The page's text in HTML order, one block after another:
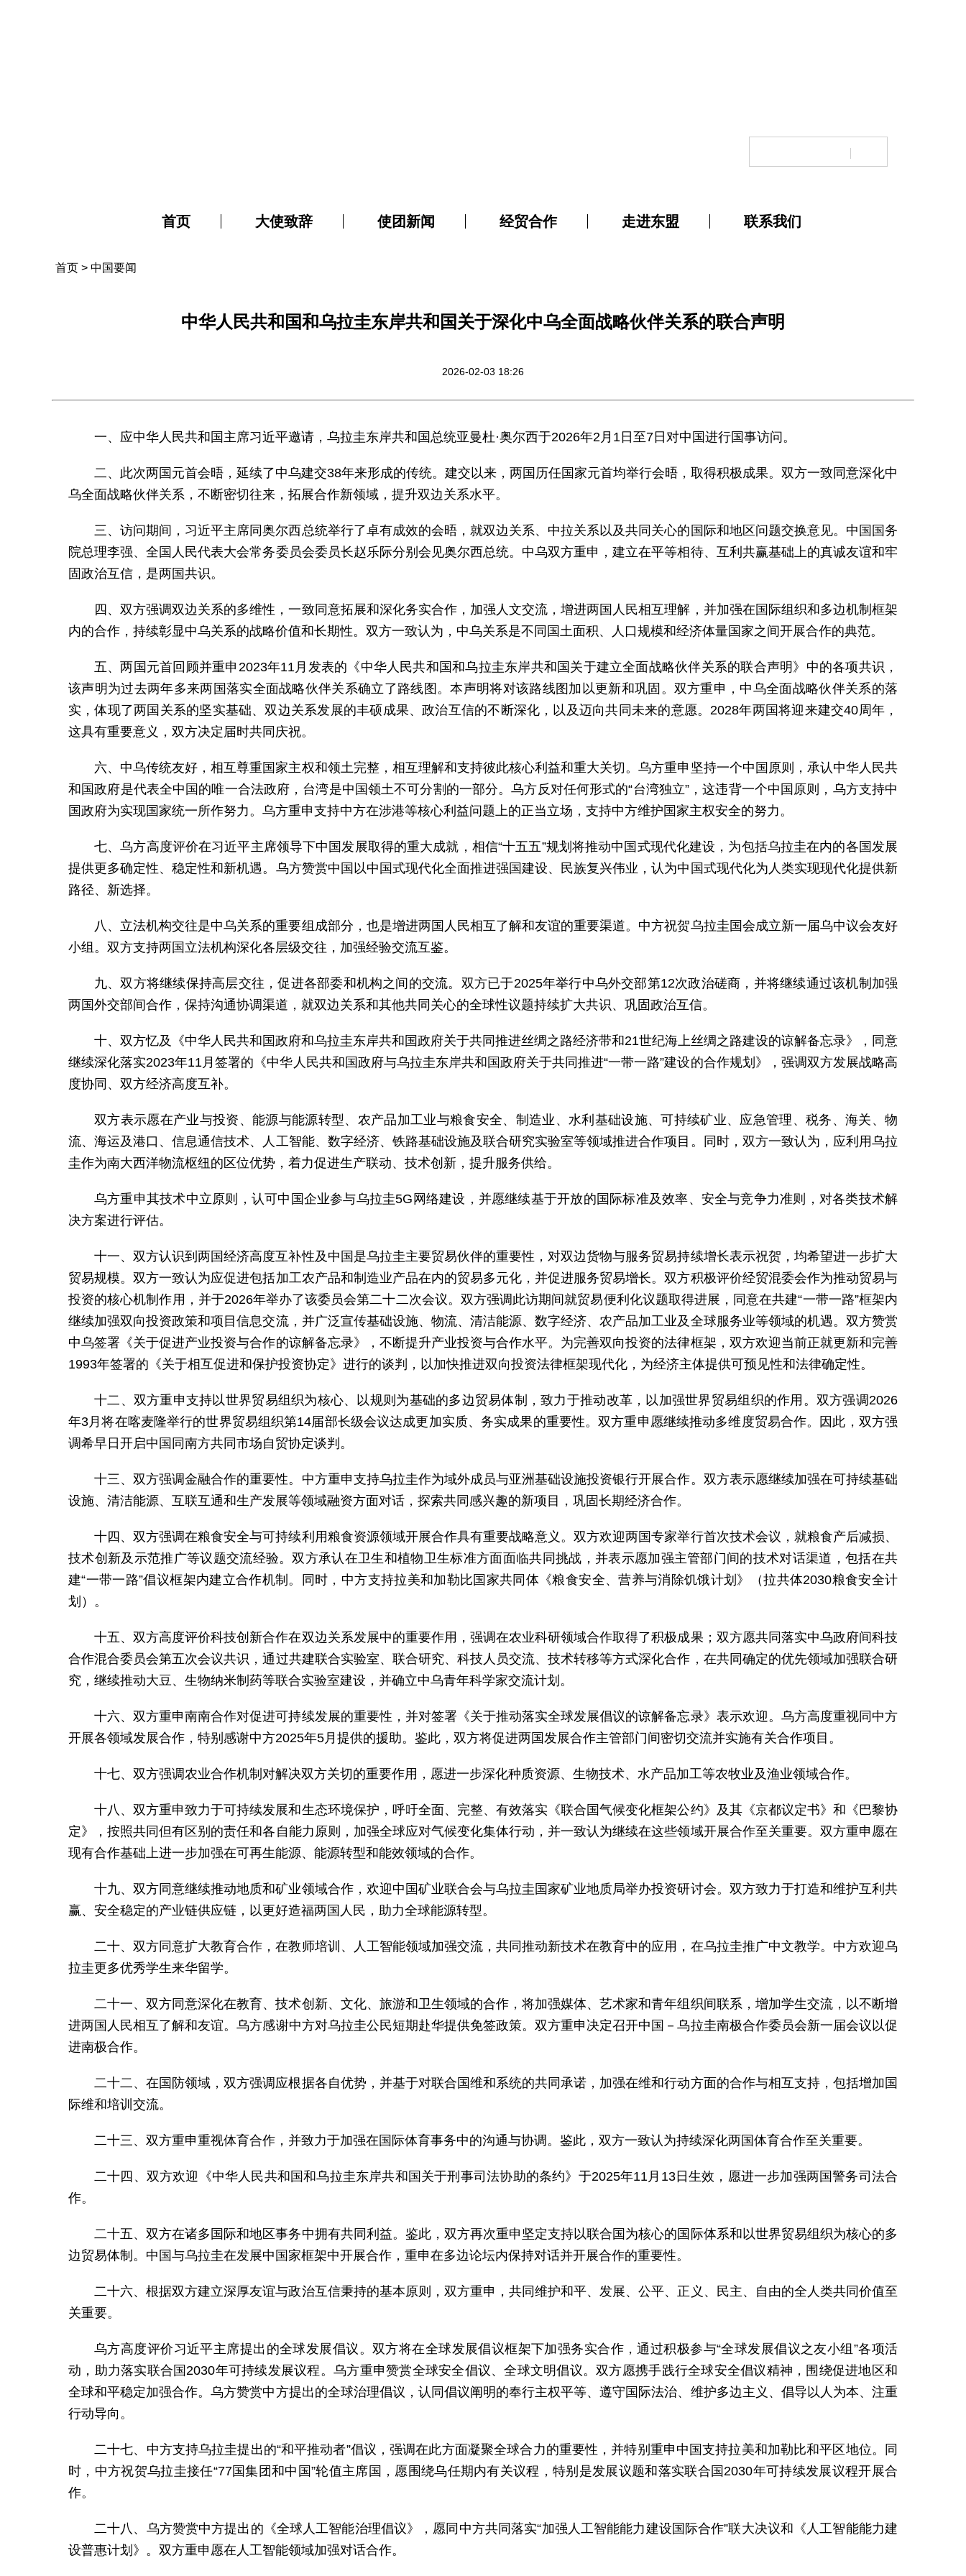
首页 大使致辞 使团新闻 经贸合作 走进东盟 联系我们
首页 > 中国要闻
中华人民共和国和乌拉圭东岸共和国关于深化中乌全面战略伙伴关系的联合声明
2026-02-03 18:26
一、应中华人民共和国主席习近平邀请，乌拉圭东岸共和国总统亚曼杜·奥尔西于2026年2月1日至7日对中国进行国事访问。
二、此次两国元首会晤，延续了中乌建交38年来形成的传统。建交以来，两国历任国家元首均举行会晤，取得积极成果。双方一致同意深化中
乌全面战略伙伴关系，不断密切往来，拓展合作新领域，提升双边关系水平。
三、访问期间，习近平主席同奥尔西总统举行了卓有成效的会晤，就双边关系、中拉关系以及共同关心的国际和地区问题交换意见。中国国务
院总理李强、全国人民代表大会常务委员会委员长赵乐际分别会见奥尔西总统。中乌双方重申，建立在平等相待、互利共赢基础上的真诚友谊和牢
固政治互信，是两国共识。
四、双方强调双边关系的多维性，一致同意拓展和深化务实合作，加强人文交流，增进两国人民相互理解，并加强在国际组织和多边机制框架
内的合作，持续彰显中乌关系的战略价值和长期性。双方一致认为，中乌关系是不同国土面积、人口规模和经济体量国家之间开展合作的典范。
五、两国元首回顾并重申2023年11月发表的《中华人民共和国和乌拉圭东岸共和国关于建立全面战略伙伴关系的联合声明》中的各项共识，
该声明为过去两年多来两国落实全面战略伙伴关系确立了路线图。本声明将对该路线图加以更新和巩固。双方重申，中乌全面战略伙伴关系的落
实，体现了两国关系的坚实基础、双边关系发展的丰硕成果、政治互信的不断深化，以及迈向共同未来的意愿。2028年两国将迎来建交40周年，
这具有重要意义，双方决定届时共同庆祝。
六、中乌传统友好，相互尊重国家主权和领土完整，相互理解和支持彼此核心利益和重大关切。乌方重申坚持一个中国原则，承认中华人民共
和国政府是代表全中国的唯一合法政府，台湾是中国领土不可分割的一部分。乌方反对任何形式的“台湾独立”，这违背一个中国原则，乌方支持中
国政府为实现国家统一所作努力。乌方重申支持中方在涉港等核心利益问题上的正当立场，支持中方维护国家主权安全的努力。
七、乌方高度评价在习近平主席领导下中国发展取得的重大成就，相信“十五五”规划将推动中国式现代化建设，为包括乌拉圭在内的各国发展
提供更多确定性、稳定性和新机遇。乌方赞赏中国以中国式现代化全面推进强国建设、民族复兴伟业，认为中国式现代化为人类实现现代化提供新
路径、新选择。
八、立法机构交往是中乌关系的重要组成部分，也是增进两国人民相互了解和友谊的重要渠道。中方祝贺乌拉圭国会成立新一届乌中议会友好
小组。双方支持两国立法机构深化各层级交往，加强经验交流互鉴。
九、双方将继续保持高层交往，促进各部委和机构之间的交流。双方已于2025年举行中乌外交部第12次政治磋商，并将继续通过该机制加强
两国外交部间合作，保持沟通协调渠道，就双边关系和其他共同关心的全球性议题持续扩大共识、巩固政治互信。
十、双方忆及《中华人民共和国政府和乌拉圭东岸共和国政府关于共同推进丝绸之路经济带和21世纪海上丝绸之路建设的谅解备忘录》，同意
继续深化落实2023年11月签署的《中华人民共和国政府与乌拉圭东岸共和国政府关于共同推进“一带一路”建设的合作规划》，强调双方发展战略高
度协同、双方经济高度互补。
双方表示愿在产业与投资、能源与能源转型、农产品加工业与粮食安全、制造业、水利基础设施、可持续矿业、应急管理、税务、海关、物
流、海运及港口、信息通信技术、人工智能、数字经济、铁路基础设施及联合研究实验室等领域推进合作项目。同时，双方一致认为，应利用乌拉
圭作为南大西洋物流枢纽的区位优势，着力促进生产联动、技术创新，提升服务供给。
乌方重申其技术中立原则，认可中国企业参与乌拉圭5G网络建设，并愿继续基于开放的国际标准及效率、安全与竞争力准则，对各类技术解
决方案进行评估。
十一、双方认识到两国经济高度互补性及中国是乌拉圭主要贸易伙伴的重要性，对双边货物与服务贸易持续增长表示祝贺，均希望进一步扩大
贸易规模。双方一致认为应促进包括加工农产品和制造业产品在内的贸易多元化，并促进服务贸易增长。双方积极评价经贸混委会作为推动贸易与
投资的核心机制作用，并于2026年举办了该委员会第二十二次会议。双方强调此访期间就贸易便利化议题取得进展，同意在共建“一带一路”框架内
继续加强双向投资政策和项目信息交流，并广泛宣传基础设施、物流、清洁能源、数字经济、农产品加工业及全球服务业等领域的机遇。双方赞赏
中乌签署《关于促进产业投资与合作的谅解备忘录》，不断提升产业投资与合作水平。为完善双向投资的法律框架，双方欢迎当前正就更新和完善
1993年签署的《关于相互促进和保护投资协定》进行的谈判，以加快推进双向投资法律框架现代化，为经济主体提供可预见性和法律确定性。
十二、双方重申支持以世界贸易组织为核心、以规则为基础的多边贸易体制，致力于推动改革，以加强世界贸易组织的作用。双方强调2026
年3月将在喀麦隆举行的世界贸易组织第14届部长级会议达成更加实质、务实成果的重要性。双方重申愿继续推动多维度贸易合作。因此，双方强
调希早日开启中国同南方共同市场自贸协定谈判。
十三、双方强调金融合作的重要性。中方重申支持乌拉圭作为域外成员与亚洲基础设施投资银行开展合作。双方表示愿继续加强在可持续基础
设施、清洁能源、互联互通和生产发展等领域融资方面对话，探索共同感兴趣的新项目，巩固长期经济合作。
十四、双方强调在粮食安全与可持续利用粮食资源领域开展合作具有重要战略意义。双方欢迎两国专家举行首次技术会议，就粮食产后减损、
技术创新及示范推广等议题交流经验。双方承认在卫生和植物卫生标准方面面临共同挑战，并表示愿加强主管部门间的技术对话渠道，包括在共
建“一带一路”倡议框架内建立合作机制。同时，中方支持拉美和加勒比国家共同体《粮食安全、营养与消除饥饿计划》（拉共体2030粮食安全计
划）。
十五、双方高度评价科技创新合作在双边关系发展中的重要作用，强调在农业科研领域合作取得了积极成果；双方愿共同落实中乌政府间科技
合作混合委员会第五次会议共识，通过共建联合实验室、联合研究、科技人员交流、技术转移等方式深化合作，在共同确定的优先领域加强联合研
究，继续推动大豆、生物纳米制药等联合实验室建设，并确立中乌青年科学家交流计划。
十六、双方重申南南合作对促进可持续发展的重要性，并对签署《关于推动落实全球发展倡议的谅解备忘录》表示欢迎。乌方高度重视同中方
开展各领域发展合作，特别感谢中方2025年5月提供的援助。鉴此，双方将促进两国发展合作主管部门间密切交流并实施有关合作项目。
十七、双方强调农业合作机制对解决双方关切的重要作用，愿进一步深化种质资源、生物技术、水产品加工等农牧业及渔业领域合作。
十八、双方重申致力于可持续发展和生态环境保护，呼吁全面、完整、有效落实《联合国气候变化框架公约》及其《京都议定书》和《巴黎协
定》，按照共同但有区别的责任和各自能力原则，加强全球应对气候变化集体行动，并一致认为继续在这些领域开展合作至关重要。双方重申愿在
现有合作基础上进一步加强在可再生能源、能源转型和能效领域的合作。
十九、双方同意继续推动地质和矿业领域合作，欢迎中国矿业联合会与乌拉圭国家矿业地质局举办投资研讨会。双方致力于打造和维护互利共
赢、安全稳定的产业链供应链，以更好造福两国人民，助力全球能源转型。
二十、双方同意扩大教育合作，在教师培训、人工智能领域加强交流，共同推动新技术在教育中的应用，在乌拉圭推广中文教学。中方欢迎乌
拉圭更多优秀学生来华留学。
二十一、双方同意深化在教育、技术创新、文化、旅游和卫生领域的合作，将加强媒体、艺术家和青年组织间联系，增加学生交流，以不断增
进两国人民相互了解和友谊。乌方感谢中方对乌拉圭公民短期赴华提供免签政策。双方重申决定召开中国－乌拉圭南极合作委员会新一届会议以促
进南极合作。
二十二、在国防领域，双方强调应根据各自优势，并基于对联合国维和系统的共同承诺，加强在维和行动方面的合作与相互支持，包括增加国
际维和培训交流。
二十三、双方重申重视体育合作，并致力于加强在国际体育事务中的沟通与协调。鉴此，双方一致认为持续深化两国体育合作至关重要。
二十四、双方欢迎《中华人民共和国和乌拉圭东岸共和国关于刑事司法协助的条约》于2025年11月13日生效，愿进一步加强两国警务司法合
作。
二十五、双方在诸多国际和地区事务中拥有共同利益。鉴此，双方再次重申坚定支持以联合国为核心的国际体系和以世界贸易组织为核心的多
边贸易体制。中国与乌拉圭在发展中国家框架中开展合作，重申在多边论坛内保持对话并开展合作的重要性。
二十六、根据双方建立深厚友谊与政治互信秉持的基本原则，双方重申，共同维护和平、发展、公平、正义、民主、自由的全人类共同价值至
关重要。
乌方高度评价习近平主席提出的全球发展倡议。双方将在全球发展倡议框架下加强务实合作，通过积极参与“全球发展倡议之友小组”各项活
动，助力落实联合国2030年可持续发展议程。乌方重申赞赏全球安全倡议、全球文明倡议。双方愿携手践行全球安全倡议精神，围绕促进地区和
全球和平稳定加强合作。乌方赞赏中方提出的全球治理倡议，认同倡议阐明的奉行主权平等、遵守国际法治、维护多边主义、倡导以人为本、注重
行动导向。
二十七、中方支持乌拉圭提出的“和平推动者”倡议，强调在此方面凝聚全球合力的重要性，并特别重申中国支持拉美和加勒比和平区地位。同
时，中方祝贺乌拉圭接任“77国集团和中国”轮值主席国，愿围绕乌任期内有关议程，特别是发展议题和落实联合国2030年可持续发展议程开展合
作。
二十八、乌方赞赏中方提出的《全球人工智能治理倡议》，愿同中方共同落实“加强人工智能能力建设国际合作”联大决议和《人工智能能力建
设普惠计划》。双方重申愿在人工智能领域加强对话合作。